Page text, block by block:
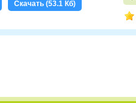
Скачать (53.1 Кб)